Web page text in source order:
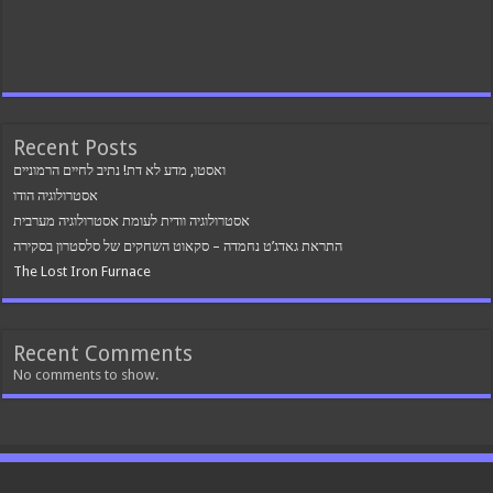
Recent Posts
ואסטו, מדע לא דת! נתיב לחיים הרמוניים
אסטרולוגיה הודו
אסטרולוגיה וודית לעומת אסטרולוגיה מערבית
התראת גאדג’ט נחמדה – סקאוט השחקים של סלסטרון בסקירה
The Lost Iron Furnace
Recent Comments
No comments to show.